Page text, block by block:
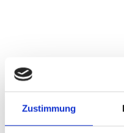
Zustimmung
Text und Video: Harald
Fotos: Katrin Hildebrand,
(to)